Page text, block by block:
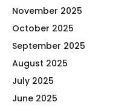
November 2025
October 2025
September 2025
August 2025
July 2025
June 2025